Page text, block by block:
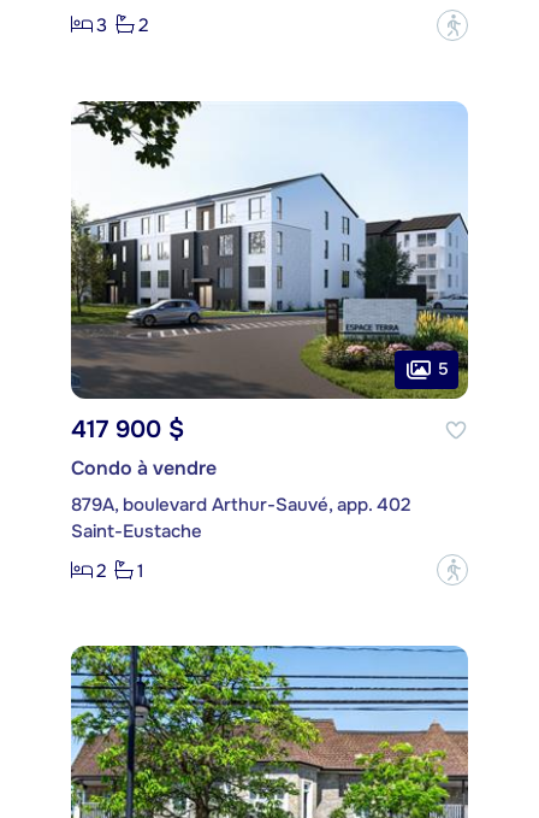
3
2 ?
5
417 900 $
Condo à vendre
879A, boulevard Arthur-Sauvé, app. 402
Saint-Eustache
2
1 ?